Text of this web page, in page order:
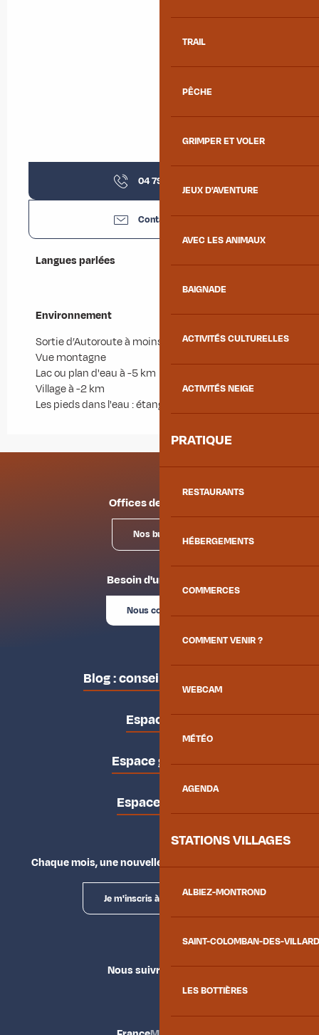
TRAIL
PÊCHE
GRIMPER ET VOLER
JEUX D'AVENTURE
AVEC LES ANIMAUX
BAIGNADE
ACTIVITÉS CULTURELLES
ACTIVITÉS NEIGE
PRATIQUE
RESTAURANTS
HÉBERGEMENTS
COMMERCES
COMMENT VENIR ?
WEBCAM
MÉTÉO
AGENDA
STATIONS VILLAGES
ALBIEZ-MONTROND
SAINT-COLOMBAN-DES-
LES BOTTIÈRES
04 79 59 13
Contactez-nous
Langues parlées
Langues parlées
Environnement
Environnement
Sortie d’Autoroute à moins de 5 km
Vue montagne
Lac ou plan d'eau à -5 km
Village à -2 km
Les pieds dans l'eau : étang
Offices de tourisme
Nos bureaux
Besoin d'un conseil ?
Nous contacter
Blog : conseils des locaux
Espace pro
Espace groupes
Espace presse
Chaque mois, une nouvelle façon d'explorer la vallée.
Je m'inscris à la newsletter
Nous suivre